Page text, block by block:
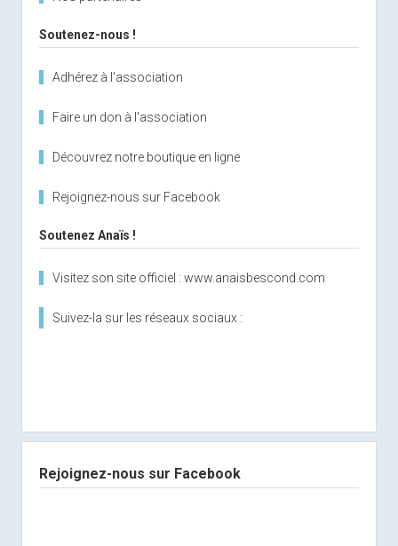
Soutenez-nous !
Adhérez à l'association
Faire un don à l'association
Découvrez notre boutique en ligne
Rejoignez-nous sur Facebook
Soutenez Anaïs !
Visitez son site officiel : www.anaisbescond.com
Suivez-la sur les réseaux sociaux :
Rejoignez-nous sur Facebook